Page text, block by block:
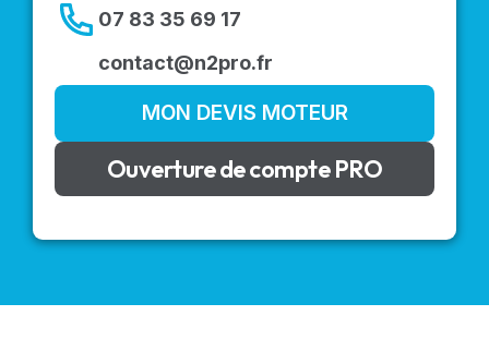
07 83 35 69 17
contact@n2pro.fr
MON DEVIS MOTEUR
Ouverture de compte PRO